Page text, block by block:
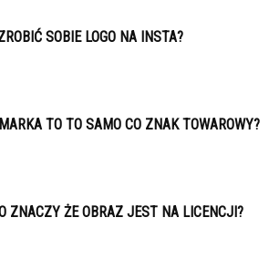
SOBIE LOGO NA INSTA?
TO TO SAMO CO ZNAK TOWAROWY?
ZNACZY ŻE OBRAZ JEST NA LICENCJI?